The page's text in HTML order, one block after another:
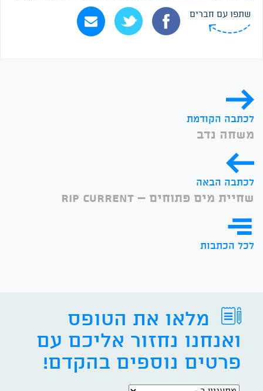
שתפו עם חברים
לכתבה הקודמת
משחה נדב
לכתבה הבאה
שחיית מים פתוחים – Rip Current
לכל הכתבות
מלאו את הטופס
ואנחנו נחזור אליכם עם
פרטים נוספים בהקדם!